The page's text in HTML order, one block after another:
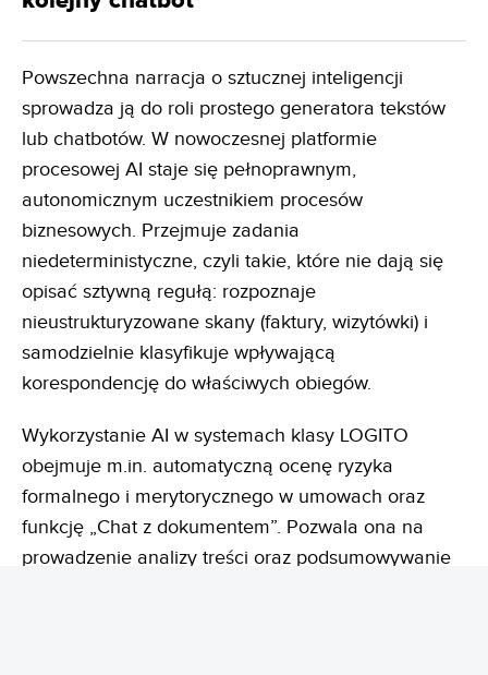
Powszechna narracja o sztucznej inteligencji
sprowadza ją do roli prostego generatora tekstów
lub chatbotów. W nowoczesnej platformie
procesowej AI staje się pełnoprawnym,
autonomicznym uczestnikiem procesów
biznesowych. Przejmuje zadania
niedeterministyczne, czyli takie, które nie dają się
opisać sztywną regułą: rozpoznaje
nieustrukturyzowane skany (faktury, wizytówki) i
samodzielnie klasyfikuje wpływającą
korespondencję do właściwych obiegów.
Wykorzystanie AI w systemach klasy LOGITO
obejmuje m.in. automatyczną ocenę ryzyka
formalnego i merytorycznego w umowach oraz
funkcję „Chat z dokumentem”. Pozwala ona na
prowadzenie analizy treści oraz podsumowywanie